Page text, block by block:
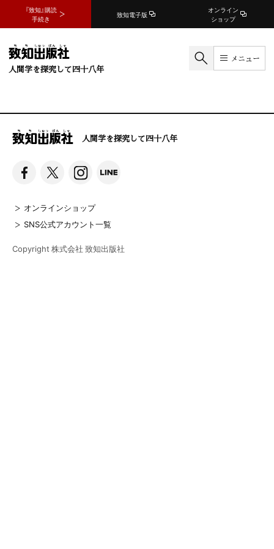
『致知』購読
手続き
致知電子版
オンライン
ショップ
人間学を探究して四十八年
メニュー
人間学を探究して四十八年
オンラインショップ
SNS公式アカウント一覧
Copyright 株式会社 致知出版社